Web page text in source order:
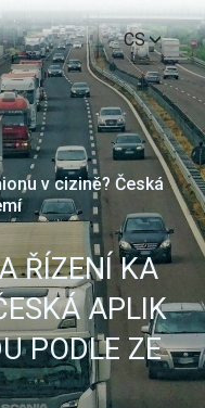
CS
v cizině? Česká
ŘÍZENÍ KA
APLIK
PODLE ZE